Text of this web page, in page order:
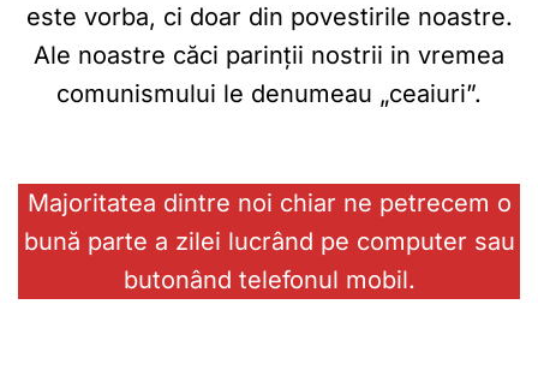
este vorba, ci doar din povestirile noastre.
Ale noastre căci parinții nostrii in vremea
comunismului le denumeau „ceaiuri”.
Majoritatea dintre noi chiar ne petrecem o
bună parte a zilei lucrând pe computer sau
butonând telefonul mobil.